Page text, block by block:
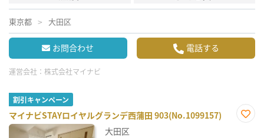
東京都 大田区
お問合わせ 電話する
運営会社： 株式会社マイナビ
割引キャンペーン
マイナビSTAYロイヤルグランデ西蒲田 903(No.1099157)
大田区